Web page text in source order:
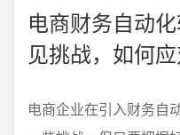
电商财务自动
见挑战，如何应
电商企业在引入财务自